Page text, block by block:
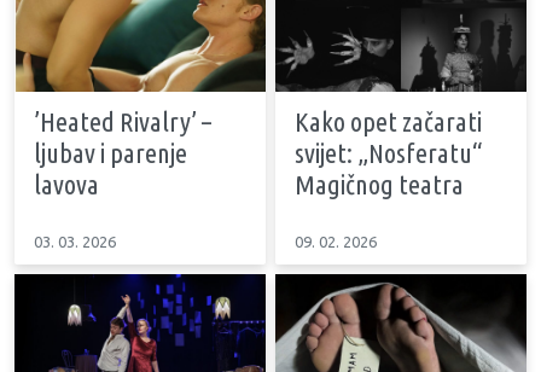
’Heated Rivalry’ –
ljubav i parenje
lavova
03. 03. 2026
Kako opet začarati
svijet: „Nosferatu“
Magičnog teatra
09. 02. 2026